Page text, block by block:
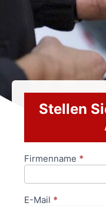
Stellen
Anfrageformular
Firmenname *
E-Mail *